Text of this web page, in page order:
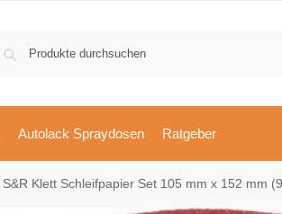
Autolack Spraydosen Ratgeber
S&R Klett Schleifpapier Set 105 mm x 152 mm (93 x 93 x 93